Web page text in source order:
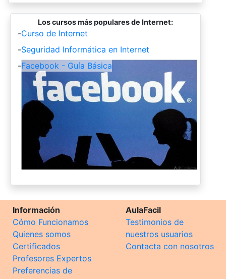
Los cursos más populares de Internet:
-Curso de Internet
-Seguridad Informática en Internet
-Facebook - Guía Básica
Información
Cómo Funcionamos
Quienes somos
Certificados
Profesores Expertos
Preferencias de
AulaFacil
Testimonios de
nuestros usuarios
Contacta con nosotros